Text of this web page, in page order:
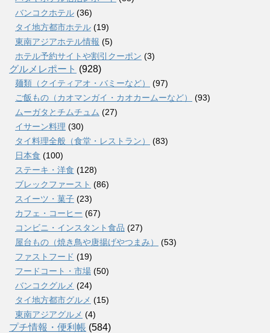
バンコクホテル (36)
タイ地方都市ホテル (19)
東南アジアホテル情報 (5)
ホテル予約サイトや割引クーポン (3)
グルメレポート (928)
麺類（クイティアオ・バミーなど）
(97)
ご飯もの（カオマンガイ・カオカームーなど）
(93)
ムーガタとチムチュム (27)
イサーン料理 (30)
タイ料理全般（食堂・レストラン）
(83)
日本食 (100)
ステーキ・洋食 (128)
ブレックファースト (86)
スイーツ・菓子 (23)
カフェ・コーヒー (67)
コンビニ・インスタント食品 (27)
屋台もの（焼き鳥や唐揚げやつまみ）
(53)
ファストフード (19)
フードコート・市場 (50)
バンコクグルメ (24)
タイ地方都市グルメ (15)
東南アジアグルメ (4)
プチ情報・便利帳 (584)